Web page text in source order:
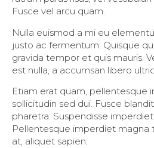
Fusce vel arcu quam.
Nulla euismod a mi eu
justo ac fermentum. Quisque
gravida tempor et quis mauris.
est nulla, a accumsan libero
Etiam erat quam, pellentesque
sollicitudin sed dui. Fusce
pharetra. Suspendisse
Pellentesque imperdiet magna
at, aliquet sapien.